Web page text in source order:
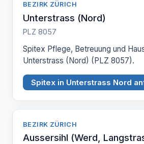
BEZIRK ZÜRICH
Unterstrass (Nord)
PLZ 8057
Spitex Pflege, Betreuung und
Unterstrass (Nord) (PLZ 8057).
Spitex in Unterstrass Nord
BEZIRK ZÜRICH
Aussersihl (Werd,